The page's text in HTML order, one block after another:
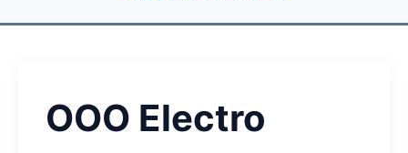
ООО Electro